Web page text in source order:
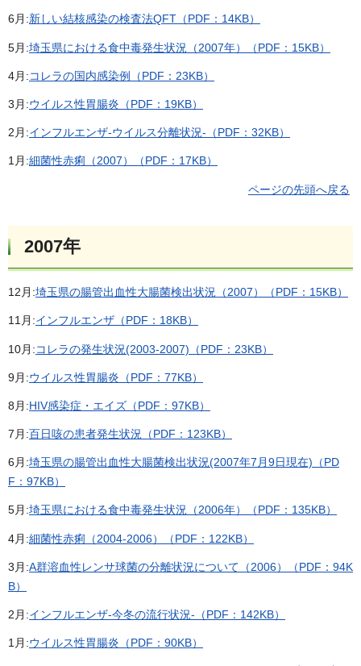
6月:新しい結核感染の検査法QFT（PDF：14KB）
5月:埼玉県における食中毒発生状況（2007年）（PDF：15KB）
4月:コレラの国内感染例（PDF：23KB）
3月:ウイルス性胃腸炎（PDF：19KB）
2月:インフルエンザ-ウイルス分離状況-（PDF：32KB）
1月:細菌性赤痢（2007）（PDF：17KB）
ページの先頭へ戻る
2007年
12月:埼玉県の腸管出血性大腸菌検出状況（2007）（PDF：15KB）
11月:インフルエンザ（PDF：18KB）
10月:コレラの発生状況(2003-2007)（PDF：23KB）
9月:ウイルス性胃腸炎（PDF：77KB）
8月:HIV感染症・エイズ（PDF：97KB）
7月:百日咳の患者発生状況（PDF：123KB）
6月:埼玉県の腸管出血性大腸菌検出状況(2007年7月9日現在)（PD
F：97KB）
5月:埼玉県における食中毒発生状況（2006年）（PDF：135KB）
4月:細菌性赤痢（2004-2006）（PDF：122KB）
3月:A群溶血性レンサ球菌の分離状況について（2006）（PDF：94K
B）
2月:インフルエンザ-今冬の流行状況-（PDF：142KB）
1月:ウイルス性胃腸炎（PDF：90KB）